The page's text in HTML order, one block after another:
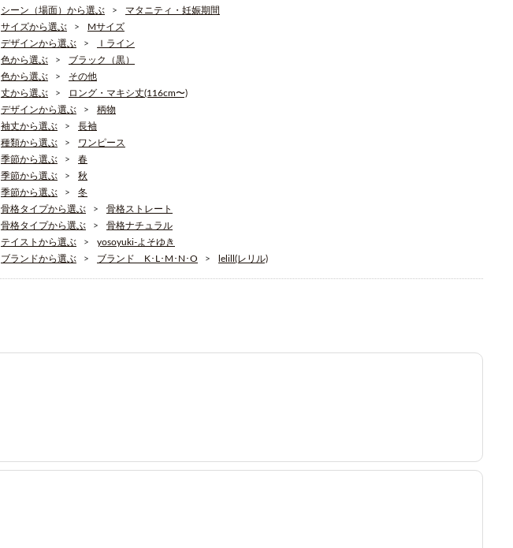
シーン（場面）から選ぶ
マタニティ・妊娠期間
サイズから選ぶ
Mサイズ
デザインから選ぶ
Ｉライン
色から選ぶ
ブラック（黒）
色から選ぶ
その他
丈から選ぶ
ロング・マキシ丈(116cm〜)
デザインから選ぶ
柄物
袖丈から選ぶ
長袖
種類から選ぶ
ワンピース
季節から選ぶ
春
季節から選ぶ
秋
季節から選ぶ
冬
骨格タイプから選ぶ
骨格ストレート
骨格タイプから選ぶ
骨格ナチュラル
テイストから選ぶ
yosoyuki-よそゆき
ブランドから選ぶ
ブランド K･L･M･N･O lelill(レリル)